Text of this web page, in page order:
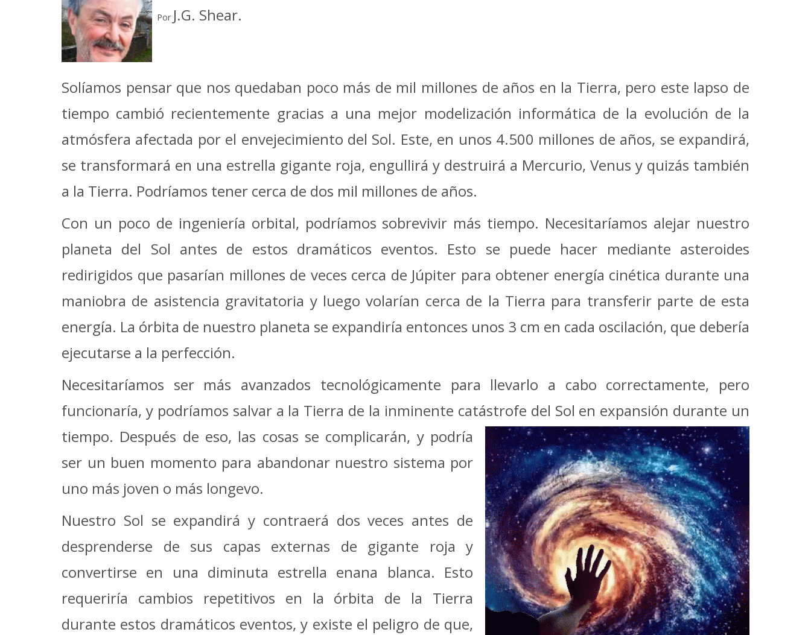
Por J.G. Shear.
Solíamos pensar que nos quedaban poco más de mil millones de años en la Tierra, pero este lapso de
tiempo cambió recientemente gracias a una mejor modelización informática de la evolución de la
atmósfera afectada por el envejecimiento del Sol. Este, en unos 4.500 millones de años, se expandirá,
se transformará en una estrella gigante roja, engullirá y destruirá a Mercurio, Venus y quizás también
a la Tierra. Podríamos tener cerca de dos mil millones de años.
Con un poco de ingeniería orbital, podríamos sobrevivir más tiempo. Necesitaríamos alejar nuestro
planeta del Sol antes de estos dramáticos eventos. Esto se puede hacer mediante asteroides
redirigidos que pasarían millones de veces cerca de Júpiter para obtener energía cinética durante una
maniobra de asistencia gravitatoria y luego volarían cerca de la Tierra para transferir parte de esta
energía. La órbita de nuestro planeta se expandiría entonces unos 3 cm en cada oscilación, que debería
ejecutarse a la perfección.
Necesitaríamos ser más avanzados tecnológicamente para llevarlo a cabo correctamente, pero
funcionaría, y podríamos salvar a la Tierra de la inminente catástrofe del Sol en expansión durante un
tiempo. Después de eso, las cosas se complicarán, y podría
ser un buen momento para abandonar nuestro sistema por
uno más joven o más longevo.
Nuestro Sol se expandirá y contraerá dos veces antes de
desprenderse de sus capas externas de gigante roja y
convertirse en una diminuta estrella enana blanca. Esto
requeriría cambios repetitivos en la órbita de la Tierra
durante estos dramáticos eventos, y existe el peligro de que,